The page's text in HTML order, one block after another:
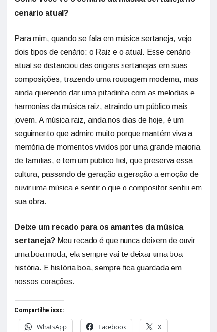
cenário atual?
Para mim, quando se fala em música sertaneja, vejo
dois tipos de cenário: o Raiz e o atual. Esse cenário
atual se distanciou das origens sertanejas em suas
composições, trazendo uma roupagem moderna, mas
ainda querendo dar uma pitadinha com as melodias e
harmonias da música raiz, atraindo um público mais
jovem. A música raiz, ainda nos dias de hoje, é um
seguimento que admiro muito porque mantém viva a
memória de momentos vividos por uma grande maioria
de famílias, e tem um público fiel, que preserva essa
cultura, passando de geração a geração a emoção de
ouvir uma música e sentir o que o compositor sentiu em
sua obra.
Deixe um recado para os amantes da música
sertaneja? Meu recado é que nunca deixem de ouvir
uma boa moda, ela sempre vai te deixar uma boa
história. E história boa, sempre fica guardada em
nossos corações.
Compartilhe isso:
WhatsApp
Facebook X